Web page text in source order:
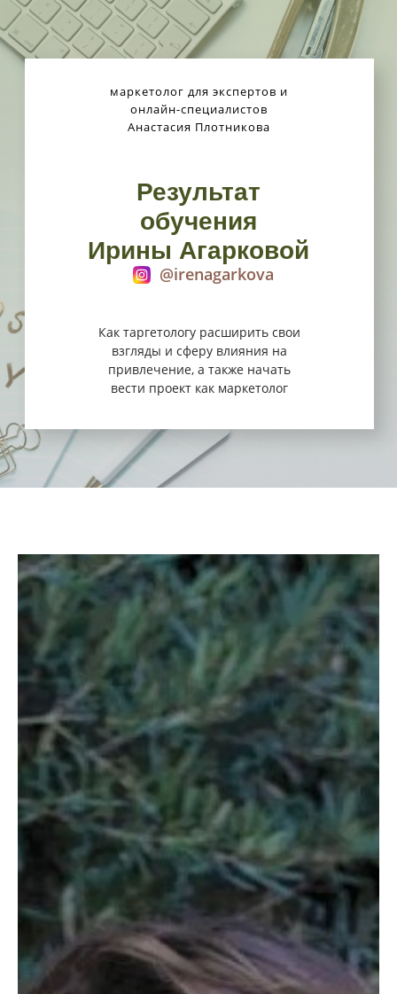
Результат
обучения
Ирины Агарковой
@irenagarkova
маркетолог для экспертов и
онлайн-специалистов
Анастасия Плотникова
Как таргетологу расширить свои
взгляды и сферу влияния на
привлечение, а также начать
вести проект как маркетолог